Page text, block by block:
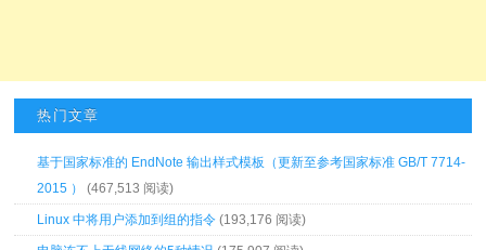
热门文章
基于国家标准的 EndNote 输出样式模板（更新至参考国家标准 GB/T 7714-
2015 ）
(467,513 阅读)
Linux 中将用户添加到组的指令 (193,176 阅读)